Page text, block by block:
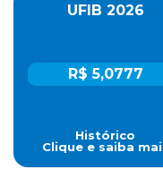
UFIB 2026
R$ 5,0777
Histórico
Clique e saiba